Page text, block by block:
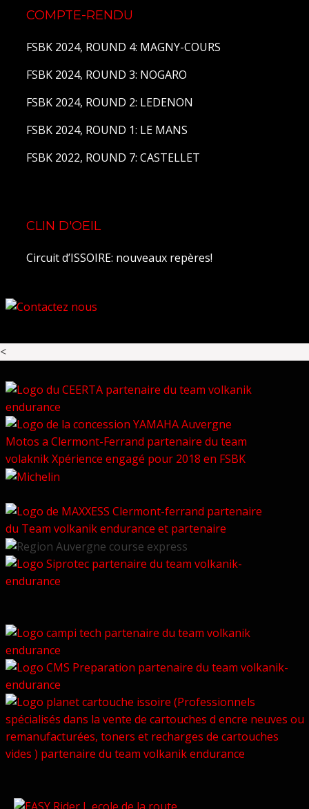
COMPTE-RENDU
FSBK 2024, ROUND 4: MAGNY-COURS
FSBK 2024, ROUND 3: NOGARO
FSBK 2024, ROUND 2: LEDENON
FSBK 2024, ROUND 1: LE MANS
FSBK 2022, ROUND 7: CASTELLET
CLIN D'OEIL
Circuit d’ISSOIRE: nouveaux repères!
<